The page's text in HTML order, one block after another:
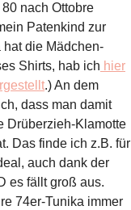
nach Ottobre
Patenkind zur
hat die Mädchen-
Shirts, hab ich hier
.) An dem
dass man damit
Drüberzieh-Klamotte
Das finde ich z.B. für
auch dank der
es fällt groß aus.
74er-Tunika immer